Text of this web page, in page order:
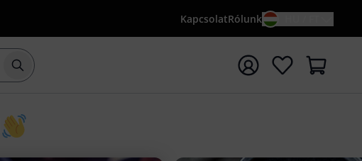
KapcsolatRólunk
Keresés indítása {searchTerm} keresőszóval